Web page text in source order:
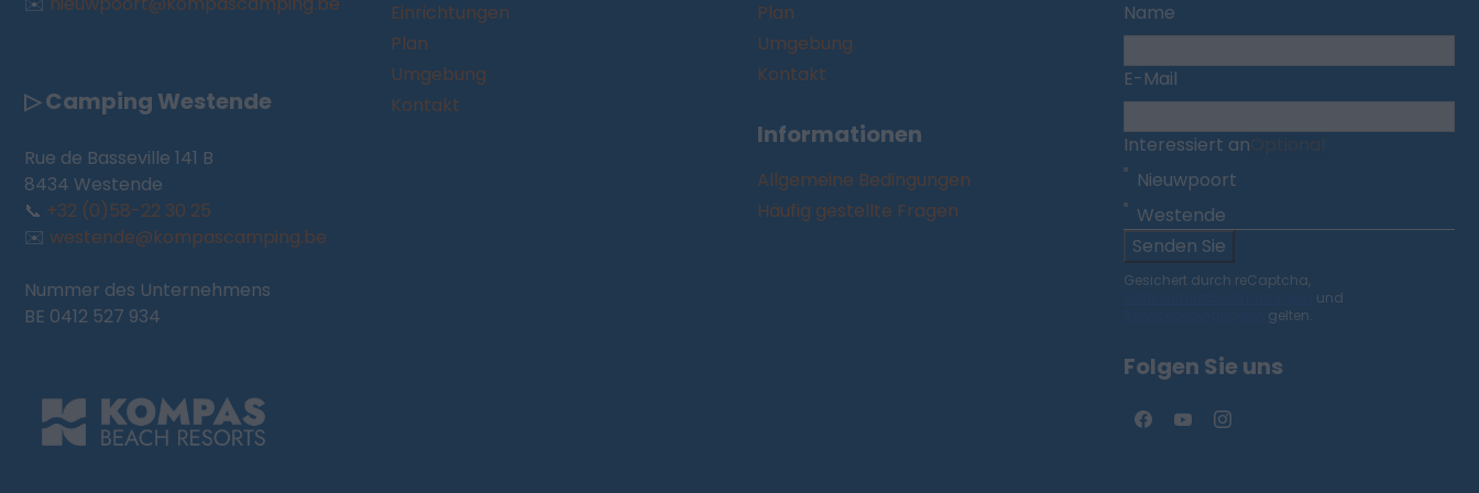
▷ Camping Westende
Rue de Basseville 141 B
8434 Westende
📞 +32 (0)58-22 30 25
✉️ westende@kompascamping.be
Nummer des Unternehmens
BE 0412 527 934
Einrichtungen
Plan
Umgebung
Kontakt
Plan
Umgebung
Kontakt
Informationen
Allgemeine Bedingungen
Häufig gestellte Fragen
Name
E-Mail
Interessiert an
Nieuwpoort
Westende
Senden Sie
Gesichert durch reCaptcha,
und
gelten.
Folgen Sie uns